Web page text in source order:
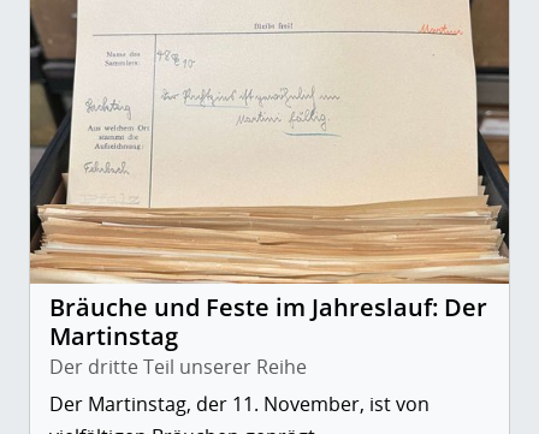
Bräuche und Feste im Jahreslauf: Der
Martinstag
Der dritte Teil unserer Reihe
Der Martinstag, der 11. November, ist von